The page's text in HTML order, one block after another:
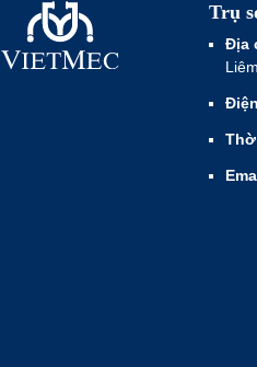
Trụ
Địa